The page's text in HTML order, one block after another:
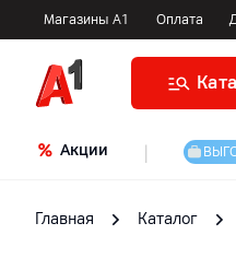
Магазины А1 Оплата
Акции
Главная Каталог